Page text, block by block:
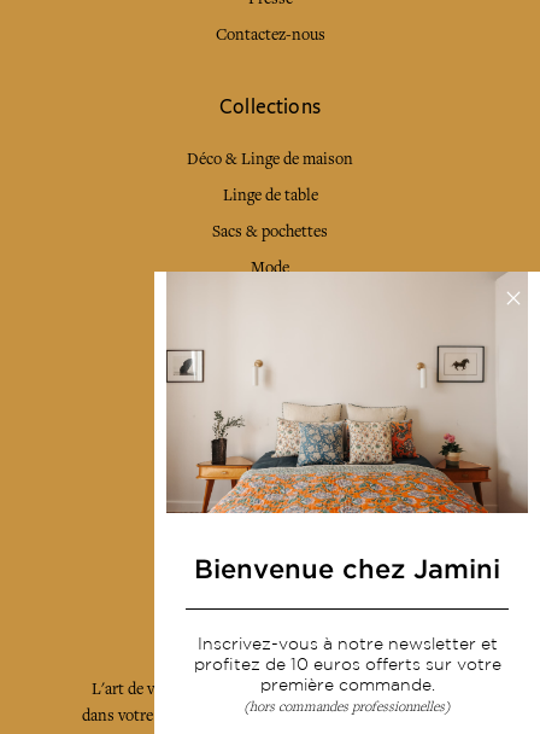
Contactez-nous
Collections
Déco & Linge de maison
Linge de table
Sacs & pochettes
Mode
Livraison & retour
CGV
Devenir revendeur
Notre communauté
L'art de vivre JAMINI raconté avec poésie et élégance
dans votre boîte mail. Inscrivez vous à notre newsletter
Bienvenue chez Jamini
Inscrivez-vous à notre newsletter et
profitez de 10 euros offerts sur votre
première commande.
(hors commandes professionnelles)